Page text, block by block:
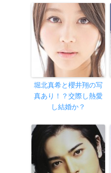
堀北真希と櫻井翔の写
真あり！？交際し熱愛
し結婚か？